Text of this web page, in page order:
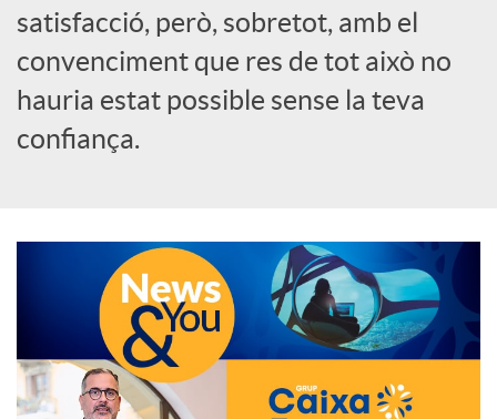
c
i
l
s
satisfacció, però, sobretot, amb el
convenciment que res de tot això no
hauria estat possible sense la teva
confiança.